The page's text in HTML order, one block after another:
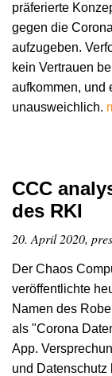
präferierte
gegen die
aufzugeben.
kein Vertrauen
aufkommen, und
unausweichlich.
CCC
des RKI
20. April 2020,
Der Chaos
veröffentlichte
Namen des
als "Corona
App.
und